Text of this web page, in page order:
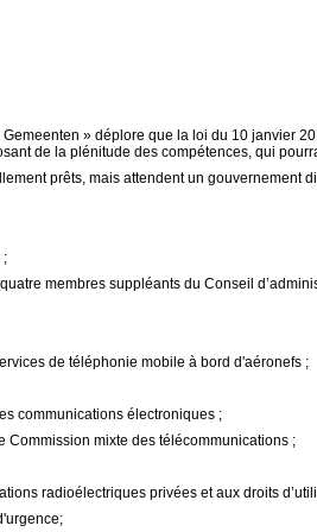
» déplore que la loi du 10 janvier
de la plénitude des compétences, qui
prêts, mais attendent un
;
membres suppléants du Conseil
de téléphonie mobile à bord d'aéronefs ;
communications électroniques ;
Commission mixte des télécommunications ;
radioélectriques privées et aux droits